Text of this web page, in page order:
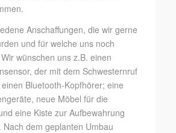
Anschaffungen, die wir gerne
und für welche uns noch
wünschen uns z.B. einen
der mit dem Schwesternruf
Bluetooth-Kopfhörer; eine
neue Möbel für die
eine Kiste zur Aufbewahrung
Nach dem geplanten Umbau